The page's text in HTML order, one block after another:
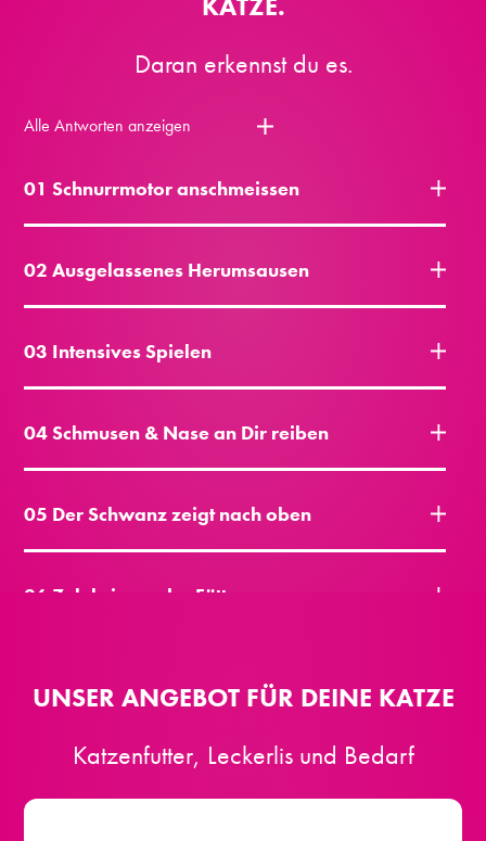
Daran erkennst du es.
Alle Antworten anzeigen
01 Schnurrmotor anschmeissen
02 Ausgelassenes Herumsausen
03 Intensives Spielen
04 Schmusen & Nase an Dir reiben
05 Der Schwanz zeigt nach oben
06 Zelebrieren der Fütterung
UNSER ANGEBOT FÜR DEINE KATZE
Katzenfutter, Leckerlis und Bedarf